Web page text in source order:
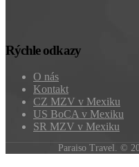
Rýchle odkazy
O nás
Kontakt
CZ MZV v Mexiku
US BoCA v Mexiku
SR MZV v Mexiku
Paraiso Travel. ©